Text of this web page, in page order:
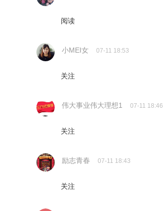
阅读
小MEI女 07-11 18:53
关注
伟大事业伟大理想1 07-11 18:46
关注
励志青春 07-11 18:43
关注